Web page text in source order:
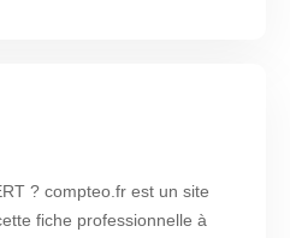
? compteo.fr est un site
fiche professionnelle à